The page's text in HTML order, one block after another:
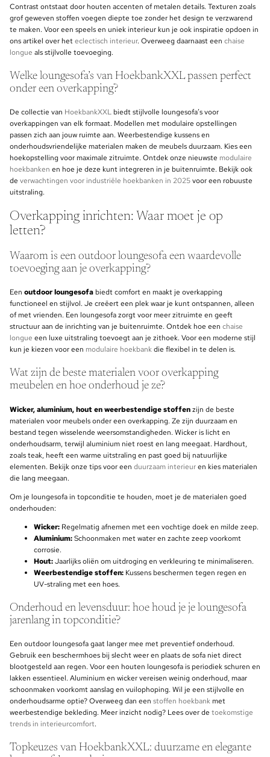
Contrast ontstaat door houten accenten of metalen details. Texturen zoals
grof geweven stoffen voegen diepte toe zonder het design te verzwarend
te maken. Voor een speels en uniek interieur kun je ook inspiratie opdoen in
ons artikel over heteclectisch interieur. Overweeg daarnaast een chaise
longue als stijlvolle toevoeging.
Welke loungesofa’s van HoekbankXXL passen perfect
onder een overkapping?
De collectie van HoekbankXXLbiedt stijlvolle loungesofa’s voor
overkappingen van elk formaat. Modellen met modulaire opstellingen
passen zich aan jouw ruimte aan. Weerbestendige kussens en
onderhoudsvriendelijke materialen maken de meubels duurzaam. Kies een
hoekopstelling voor maximale zitruimte. Ontdek onze nieuwste modulaire
hoekbanken en hoe je deze kunt integreren in je buitenruimte. Bekijk ook
de verwachtingen voor industriële hoekbanken in 2025voor een robuuste
uitstraling.
Overkapping inrichten: Waar moet je op
letten?
Waarom is een outdoor loungesofa een waardevolle
toevoeging aan je overkapping?
Een outdoor loungesofabiedt comfort en maakt je overkapping
functioneel en stijlvol. Je creëert een plek waar je kunt ontspannen, alleen
of met vrienden. Een loungesofa zorgt voor meer zitruimte en geeft
structuur aan de inrichting van je buitenruimte. Ontdek hoe een chaise
longue een luxe uitstraling toevoegt aan je zithoek. Voor een moderne stijl
kun je kiezen voor een modulaire hoekbankdie flexibel in te delen is.
Wat zijn de beste materialen voor overkapping
meubelen en hoe onderhoud je ze?
Wicker, aluminium, hout en weerbestendige stoffenzijn de beste
materialen voor meubels onder een overkapping. Ze zijn duurzaam en
bestand tegen wisselende weersomstandigheden. Wicker is licht en
onderhoudsarm, terwijl aluminium niet roest en lang meegaat. Hardhout,
zoals teak, heeft een warme uitstraling en past goed bij natuurlijke
elementen. Bekijk onze tips voor een duurzaam interieuren kies materialen
die lang meegaan.
Om je loungesofa in topconditie te houden, moet je de materialen goed
onderhouden:
Wicker: Regelmatig afnemen met een vochtige doek en milde zeep.
Aluminium:Schoonmaken met water en zachte zeep voorkomt
corrosie.
Hout:Jaarlijks oliën om uitdroging en verkleuring te minimaliseren.
Weerbestendige stoffen: Kussens beschermen tegen regen en
UV-straling met een hoes.
Onderhoud en levensduur: hoe houd je je loungesofa
jarenlang in topconditie?
Een outdoor loungesofa gaat langer mee met preventief onderhoud.
Gebruik een beschermhoes bij slecht weer en plaats de sofa niet direct
blootgesteld aan regen. Voor een houten loungesofa is periodiek schuren en
lakken essentieel. Aluminium en wicker vereisen weinig onderhoud, maar
schoonmaken voorkomt aanslag en vuilophoping. Wil je een stijlvolle en
onderhoudsarme optie? Overweeg dan een stoffen hoekbankmet
weerbestendige bekleding. Meer inzicht nodig? Lees over de toekomstige
trends in interieurcomfort.
Topkeuzes van HoekbankXXL: duurzame en elegante